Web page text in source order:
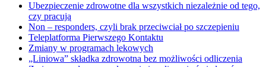
Ubezpieczenie zdrowotne dla wszystkich niezależnie od tego,
czy pracują
Non – responders, czyli brak przeciwciał po szczepieniu
Teleplatforma Pierwszego Kontaktu
Zmiany w programach lekowych
„Liniowa” składka zdrowotna bez możliwości odliczenia